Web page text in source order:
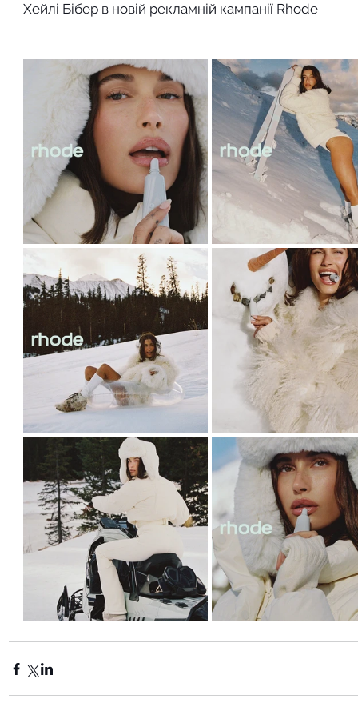
Хейлі Бібер в новій рекламній кампанії Rhode